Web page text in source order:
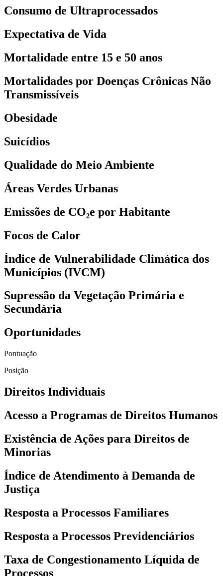
Consumo de Ultraprocessados
Expectativa de Vida
Mortalidade entre 15 e 50 anos
Mortalidades por Doenças Crônicas Não
Transmissíveis
Obesidade
Suicídios
Qualidade do Meio Ambiente
Áreas Verdes Urbanas
Emissões de CO₂e por Habitante
Focos de Calor
Índice de Vulnerabilidade Climática dos
Municípios (IVCM)
Supressão da Vegetação Primária e
Secundária
Oportunidades
Pontuação
Posição
Direitos Individuais
Acesso a Programas de Direitos Humanos
Existência de Ações para Direitos de
Minorias
Índice de Atendimento à Demanda de
Justiça
Resposta a Processos Familiares
Resposta a Processos Previdenciários
Taxa de Congestionamento Líquida de
Processos